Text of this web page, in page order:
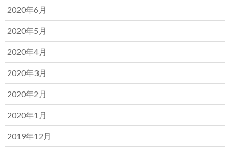
2020年6月
2020年5月
2020年4月
2020年3月
2020年2月
2020年1月
2019年12月